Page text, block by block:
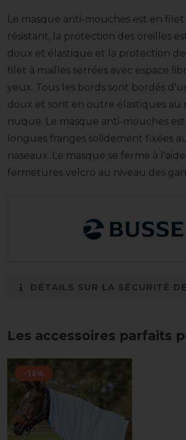
Le masque anti-mouches est en
résistant, la protection des oreilles
doux et élastique et la protection
filet à mailles serrées avec espace
yeux. Tous les bords sont bordés
doux et sont en outre élastiques au
nuque. Le masque anti-mouches
longues franges solidement fixées
naseaux. Le masque se ferme à
fermetures velcro au niveau des
DÉTAILS SUR LA SÉCURITÉ
Les accessoires parfaits
-13%